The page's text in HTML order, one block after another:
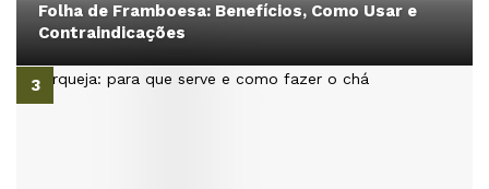
Folha de Framboesa: Benefícios, Como Usar e
Contraindicações